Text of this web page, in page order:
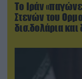
Το Ιράν
Στενών του
δισ.δολάρια και